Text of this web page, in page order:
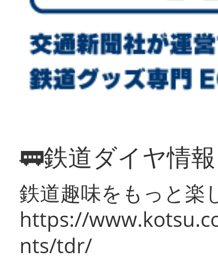
🚃鉄道ダイヤ情
鉄道趣味をもっと楽
https://
nts/tdr/